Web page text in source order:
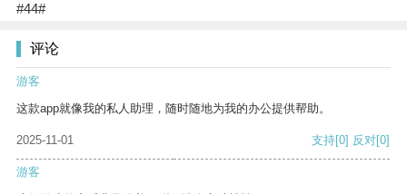
#44#
评论
游客
这款app就像我的私人助理，随时随地为我的办公提供帮助。
2025-11-01 支持[0] 反对[0]
游客